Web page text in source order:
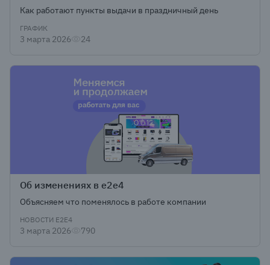
Как работают пункты выдачи в праздничный день
ГРАФИК
3 марта 2026 24
Об изменениях в e2e4
Объясняем что поменялось в работе компании
НОВОСТИ Е2Е4
3 марта 2026 790